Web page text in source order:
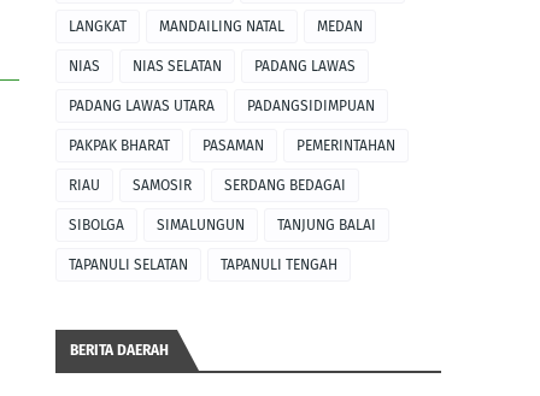
LANGKAT MANDAILING NATAL MEDAN
NIAS NIAS SELATAN PADANG LAWAS
PADANG LAWAS UTARA PADANGSIDIMPUAN
PAKPAK BHARAT PASAMAN PEMERINTAHAN
RIAU SAMOSIR SERDANG BEDAGAI
SIBOLGA SIMALUNGUN TANJUNG BALAI
TAPANULI SELATAN TAPANULI TENGAH
BERITA DAERAH